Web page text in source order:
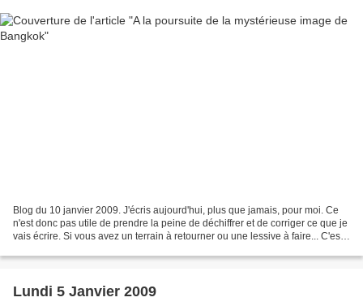
Blog du 10 janvier 2009. J'écris aujourd'hui, plus que jamais, pour moi. Ce
n'est donc pas utile de prendre la peine de déchiffrer et de corriger ce que je
vais écrire. Si vous avez un terrain à retourner ou une lessive à faire... C'est
Lundi 5 Janvier 2009